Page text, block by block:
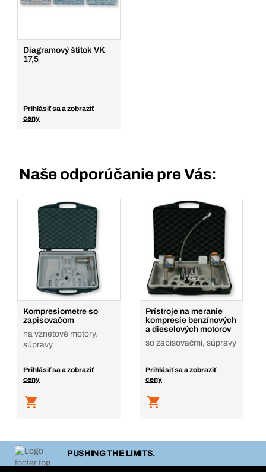
Diagramový štítok VK
17,5
Prihlásiť sa a zobraziť
ceny
Naše odporúčanie pre Vás:
Kompresiometre so
zapisovačom
na vznetové motory,
súpravy
Prihlásiť sa a zobraziť
ceny
Prístroje na meranie
kompresie benzínových
a dieselových motorov
so zapisovačmi, súpravy
Prihlásiť sa a zobraziť
ceny
PUSHING THE LIMITS.